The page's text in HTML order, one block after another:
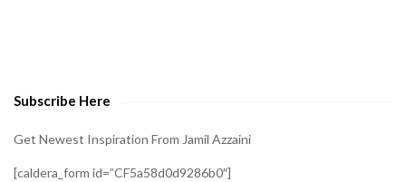
Subscribe Here
Get Newest Inspiration From Jamil Azzaini
[caldera_form id=”CF5a58d0d9286b0″]